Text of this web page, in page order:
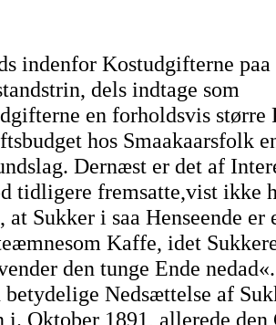
indenfor Kostudgifterne paa
dels indtage som
en forholdsvis større
hos Smaakaarsfolk
Dernæst er det af
tidligere fremsatte,vist ikke
Sukker i saa Henseende er
Kaffe, idet
den tunge Ende
Nedsættelse af
i. Oktober 1891, allerede